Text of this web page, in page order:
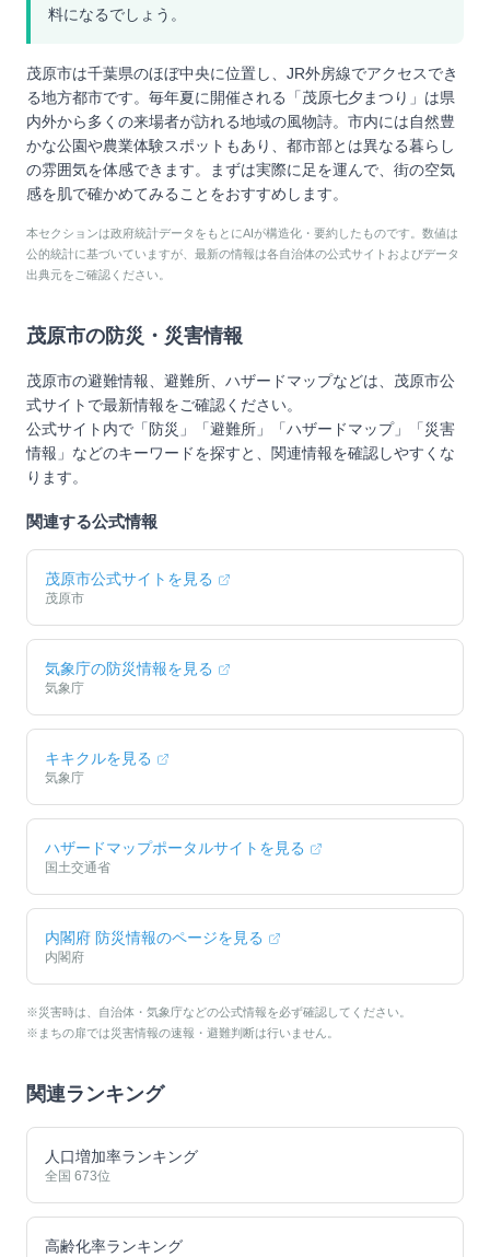
料になるでしょう。
茂原市は千葉県のほぼ中央に位置し、JR外房線でアクセスでき
る地方都市です。毎年夏に開催される「茂原七夕まつり」は県
内外から多くの来場者が訪れる地域の風物詩。市内には自然豊
かな公園や農業体験スポットもあり、都市部とは異なる暮らし
の雰囲気を体感できます。まずは実際に足を運んで、街の空気
感を肌で確かめてみることをおすすめします。
本セクションは政府統計データをもとにAIが構造化・要約したものです。数値は
公的統計に基づいていますが、最新の情報は各自治体の公式サイトおよびデータ
出典元をご確認ください。
茂原市の防災・災害情報
茂原市の避難情報、避難所、ハザードマップなどは、 茂原市公
式サイトで最新情報をご確認ください。
公式サイト内で「防災」「避難所」「ハザードマップ」「災害
情報」などのキーワードを探すと、関連情報を確認しやすくな
ります。
関連する公式情報
茂原市公式サイトを見る
茂原市
気象庁の防災情報を見る
気象庁
キキクルを見る
気象庁
ハザードマップポータルサイトを見る
国土交通省
内閣府 防災情報のページを見る
内閣府
※災害時は、自治体・気象庁などの公式情報を必ず確認してください。
※まちの扉では災害情報の速報・避難判断は行いません。
関連ランキング
人口増加率ランキング
全国 673位
高齢化率ランキング